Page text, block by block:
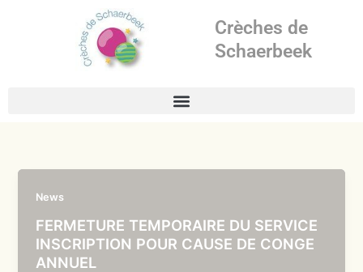
Crèches de
Schaerbeek
News
FERMETURE TEMPORAIRE DU SERVICE
INSCRIPTION POUR CAUSE DE CONGE
ANNUEL